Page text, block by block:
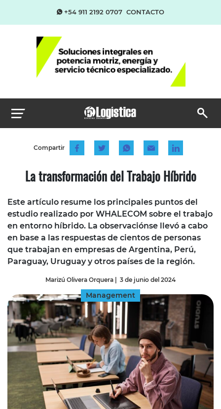
+54 911 2192 0707 CONTACTO
Compartir
La transformación del Trabajo Híbrido
Este artículo resume los principales puntos del
estudio realizado por WHALECOM sobre el trabajo
en entorno híbrido. La observaciónse llevó a cabo
en base a las respuestas de cientos de personas
que trabajan en empresas de Argentina, Perú,
Paraguay, Uruguay y otros países de la región.
Marizú Olivera Orquera | 3 de junio del 2024
Management